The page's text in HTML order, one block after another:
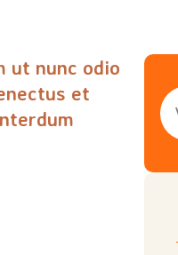
ut nunc odio
et